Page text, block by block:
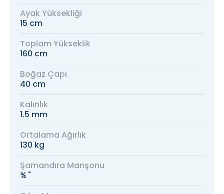
Ayak Yüksekliği
15 cm
Toplam Yükseklik
160 cm
Boğaz Çapı
40 cm
Kalınlık
1.5 mm
Ortalama Ağırlık
130 kg
Şamandıra Manşonu
¾ "